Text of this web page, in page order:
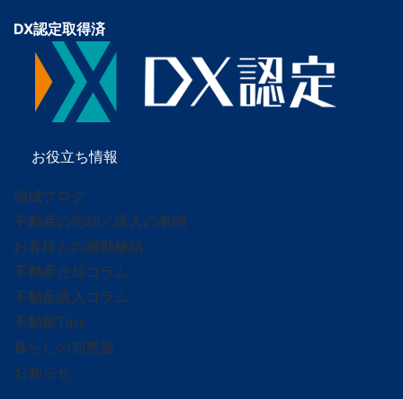
DX認定取得済
お役立ち情報
地域ブログ
不動産の売却／購入の事例
お客様との感動秘話
不動産売却コラム
不動産購入コラム
不動産Tips
暮らしの知恵袋
お知らせ